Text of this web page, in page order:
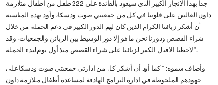
جدا بهذا الانجاز الكبير الذي سيعود بالفائدة على 222 طفل من أطفال متلازمة
داون الغاليين على قلوبنا في كل من جمعيتي صوت ودسكا، وأود بهذه المناسبة
أن أشكر زبائننا الكرام الذين كان لهم الدور الكبير في دعم الحملة من خلال
شراء القصص ودورنا نحن ما هو إلا دور الوسيط بين الزبائن والجمعيات، وقد
لاحظنا الاقبال الكبير لزبائننا على شراء القصص منذ أول يوم لبدء الحملة".
وأضاف سموه: " كما أود أن أشكر كل من ادارتي جمعيتي صوت ودسكا على
جهودهم الملحوظة في ادارة البرامج الهادفة لمساعدة أطفال متلازمة داون